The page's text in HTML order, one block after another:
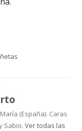
(España). Caras
Sabio. Ver todas las